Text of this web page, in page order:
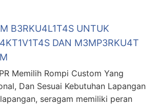
B3RKU4L1T4S UNTUK
DAN M3MP3RKU4T
Memilih Rompi Custom Yang
Dan Sesuai Kebutuhan Lapangan
seragam memiliki peran